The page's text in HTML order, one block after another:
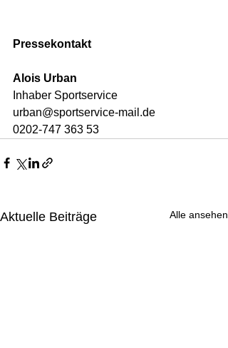
Pressekontakt
Alois Urban
Inhaber Sportservice
urban@sportservice-mail.de
0202-747 363 53
Aktuelle Beiträge Alle ansehen